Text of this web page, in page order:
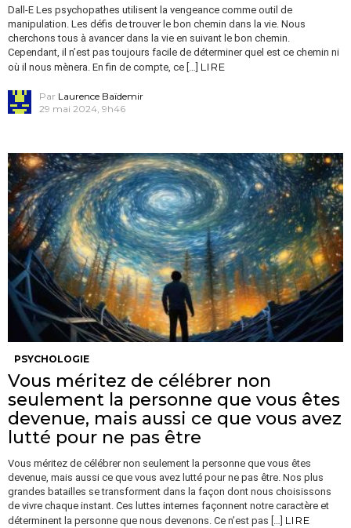
Dall-E Les psychopathes utilisent la vengeance comme outil de
manipulation. Les défis de trouver le bon chemin dans la vie. Nous
cherchons tous à avancer dans la vie en suivant le bon chemin.
Cependant, il n’est pas toujours facile de déterminer quel est ce chemin ni
où il nous mènera. En fin de compte, ce […] LIRE
Par Laurence Baïdemir
29 mai 2024, 9h46
PSYCHOLOGIE
Vous méritez de célébrer non
seulement la personne que vous êtes
devenue, mais aussi ce que vous avez
lutté pour ne pas être
Vous méritez de célébrer non seulement la personne que vous êtes
devenue, mais aussi ce que vous avez lutté pour ne pas être. Nos plus
grandes batailles se transforment dans la façon dont nous choisissons
de vivre chaque instant. Ces luttes internes façonnent notre caractère et
déterminent la personne que nous devenons. Ce n’est pas […] LIRE